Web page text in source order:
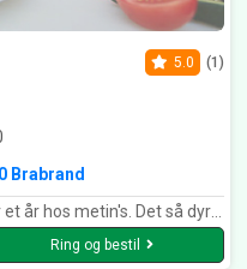
5.0 (1)
Brabrand
af af de mange gæster han på besøg ♥️ Virkelig Smagsfuld og mega meget lækkert. Helt klart vores fortrukne sted når vi skal ud at spise med kæresten. Glemte dog at tage et billede, fandt lige det her på deres facebook side ( tyrkisk morgen mad ) ♥️ er bare mums. Vh Dorthe
Ring og bestil